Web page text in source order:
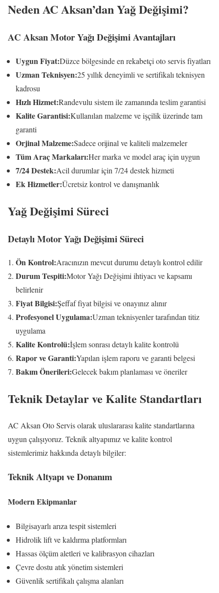
Neden AC Aksan’dan Yağ Değişimi?
AC Aksan Motor Yağı Değişimi Avantajları
Uygun Fiyat:Düzce bölgesinde en rekabetçi oto servis fiyatları
Uzman Teknisyen:25 yıllık deneyimli ve sertifikalı teknisyen
kadrosu
Hızlı Hizmet:Randevulu sistem ile zamanında teslim garantisi
Kalite Garantisi:Kullanılan malzeme ve işçilik üzerinde tam
garanti
Orjinal Malzeme:Sadece orijinal ve kaliteli malzemeler
Tüm Araç Markaları:Her marka ve model araç için uygun
7/24 Destek:Acil durumlar için 7/24 destek hizmeti
Ek Hizmetler:Ücretsiz kontrol ve danışmanlık
Yağ Değişimi Süreci
Detaylı Motor Yağı Değişimi Süreci
Ön Kontrol:Aracınızın mevcut durumu detaylı kontrol edilir
Durum Tespiti:Motor Yağı Değişimi ihtiyacı ve kapsamı
belirlenir
Fiyat Bilgisi:Şeffaf fiyat bilgisi ve onayınız alınır
Profesyonel Uygulama:Uzman teknisyenler tarafından titiz
uygulama
Kalite Kontrolü:İşlem sonrası detaylı kalite kontrolü
Rapor ve Garanti:Yapılan işlem raporu ve garanti belgesi
Bakım Önerileri:Gelecek bakım planlaması ve öneriler
Teknik Detaylar ve Kalite Standartları
AC Aksan Oto Servis olarak uluslararası kalite standartlarına
uygun çalışıyoruz. Teknik altyapımız ve kalite kontrol
sistemlerimiz hakkında detaylı bilgiler:
Teknik Altyapı ve Donanım
Modern Ekipmanlar
Bilgisayarlı arıza tespit sistemleri
Hidrolik lift ve kaldırma platformları
Hassas ölçüm aletleri ve kalibrasyon cihazları
Çevre dostu atık yönetim sistemleri
Güvenlik sertifikalı çalışma alanları